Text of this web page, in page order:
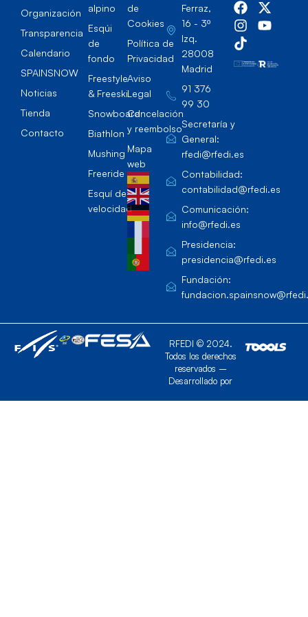
Organización
Transparencia
Calendario
SPAINSNOW
Noticias
Tienda
Contacto
alpino
Esqúi
de
fondo
Freestyle
& Freeski
Snowboard
Biathlon
Mushing
Freeride
Esquí de
velocidad
de
Cookies
Política de
Privacidad
Aviso
Legal
Cancelación
y reembolso
Mapa
web
Ferraz,
16 - 3º
Izq.
28008
Madrid
91 376
99 30
Secretaría y
General:
rfedi@rfedi.es
Contabilidad:
contabilidad@rfedi.es
Comunicación:
info@rfedi.es
Presidencia:
presidencia@rfedi.es
Fundación:
RFEDI © 2024.
Todos los derechos
reservados –
Desarrollado por